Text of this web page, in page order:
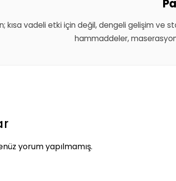
kısa vadeli etki için değil, dengeli gelişim ve
hammaddeler,
yorum yapılmamış.